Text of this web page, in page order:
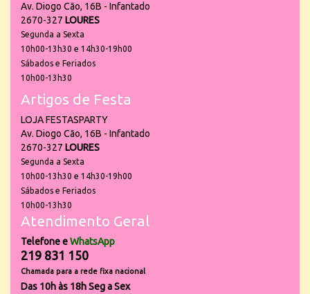
Av. Diogo Cão, 16B - Infantado
2670-327 LOURES
Segunda a Sexta
10h00-13h30 e 14h30-19h00
Sábados e Feriados
10h00-13h30
Artigos de Festa
LOJA FESTASPARTY
Av. Diogo Cão, 16B - Infantado
2670-327 LOURES
Segunda a Sexta
10h00-13h30 e 14h30-19h00
Sábados e Feriados
10h00-13h30
Atendimento Geral
Telefone eWhatsApp
219 831 150
Chamada para a rede fixa nacional
Das 10h às 18h Seg a Sex